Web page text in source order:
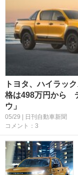
トヨタ、ハイラッ
格は498万円から
ウ」
05/29 | 日刊自動車新聞
コメント：3